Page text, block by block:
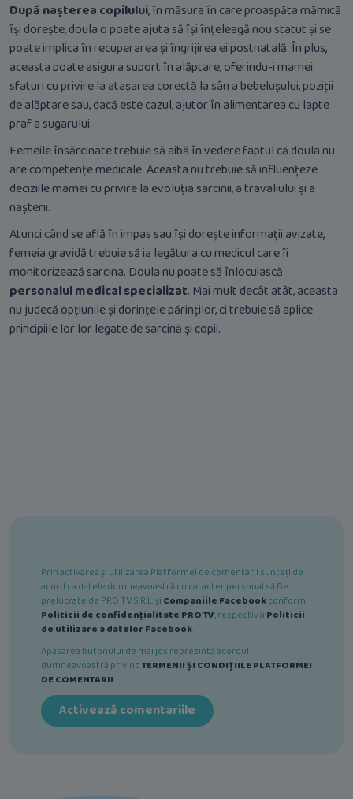
După nașterea copilului, în măsura în care proaspăta mămică
își dorește, doula o poate ajuta să își înțeleagă nou statut și se
poate implica în recuperarea și îngrijirea ei postnatală. În plus,
aceasta poate asigura suport în alăptare, oferindu-i mamei
sfaturi cu privire la atașarea corectă la sân a bebelușului, poziții
de alăptare sau, dacă este cazul, ajutor în alimentarea cu lapte
praf a sugarului.
Femeile însărcinate trebuie să aibă în vedere faptul că doula nu
are competențe medicale. Aceasta nu trebuie să influențeze
deciziile mamei cu privire la evoluția sarcinii, a travaliului și a
nașterii.
Atunci când se află în impas sau își dorește informații avizate,
femeia gravidă trebuie să ia legătura cu medicul care îi
monitorizează sarcina. Doula nu poate să înlocuiască
personalul medical specializat. Mai mult decât atât, aceasta
nu judecă opțiunile și dorințele părinților, ci trebuie să aplice
principiile lor lor legate de sarcină și copii.
Prin activarea și utilizarea Platformei de comentarii sunteți de
acord ca datele dumneavoastră cu caracter personal să fie
prelucrate de PRO TV S.R.L. și Companiile Facebookconform
Politicii de confidențialitate PRO TV, respectiv a Politicii
de utilizare a datelor Facebook.
Apăsarea butonului de mai jos reprezintă acordul
dumneavoastră privindTERMENII ȘI CONDIȚIILE PLATFORMEI
DE COMENTARII.
Activează comentariile